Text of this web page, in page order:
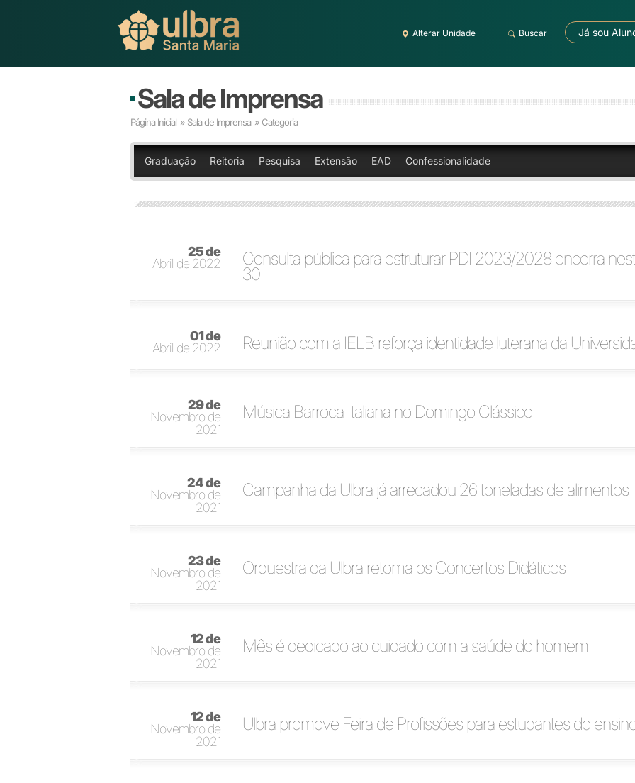
Alterar Unidade Buscar Já sou
Sala de Imprensa
Página Inicial » Sala de Imprensa » Categoria
Graduação Reitoria Pesquisa Extensão EAD Confessionalidade
25 de
Abril de 2022
Consulta pública para estruturar PDI 2023/2028 encerra
30
01 de
Abril de 2022
Reunião com a IELB reforça identidade luterana da
29 de
Novembro de
2021
Música Barroca Italiana no Domingo Clássico
24 de
Novembro de
2021
Campanha da Ulbra já arrecadou 26 toneladas de alimentos
23 de
Novembro de
2021
Orquestra da Ulbra retoma os Concertos Didáticos
12 de
Novembro de
2021
Mês é dedicado ao cuidado com a saúde do homem
12 de
Novembro de
2021
Ulbra promove Feira de Profissões para estudantes do